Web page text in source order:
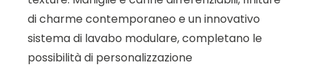
di charme contemporaneo e un innovativo
sistema di lavabo modulare, completano le
possibilità di personalizzazione